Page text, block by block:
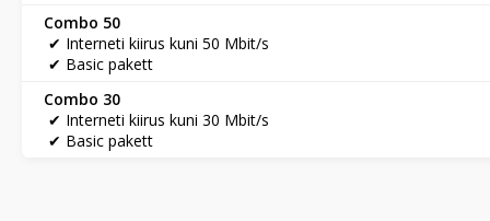
Combo 50
✔ Interneti kiirus kuni 50 Mbit/s
✔ Basic pakett
Combo 30
✔ Interneti kiirus kuni 30 Mbit/s
✔ Basic pakett